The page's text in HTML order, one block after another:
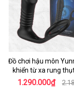
Đồ chơi hậu môn
khiển từ xa rung
1.290.000₫